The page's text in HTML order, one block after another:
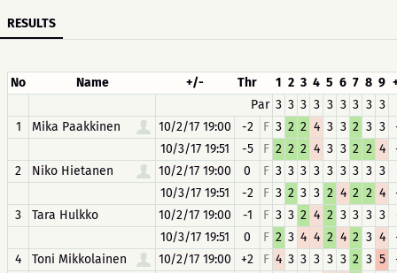
RESULTS
No Name +/- Thr 1 2 3 4 5 6 7 8 9
Par 3 3 3 3 3 3 3 3 3
1
Mika Paakkinen 10/2/17 19:00 -2 F 3 2 2 4 3 3 2 3 3
10/3/17 19:51
-5 F 2 2 2 4 3 3 2 2 4
2
Niko Hietanen 10/2/17 19:00 0 F 3 3 3 3 3 3 3 3 3
10/3/17 19:51
-2 F 3 2 3 3 2 4 2 2 4
3
Tara Hulkko 10/2/17 19:00 -1 F 3 3 2 4 2 3 3 3 3
10/3/17 19:51
0 F 2 3 4 4 2 4 2 3 4
4
Toni Mikkolainen 10/2/17 19:00 +2 F 4 3 3 3 3 3 2 3 5